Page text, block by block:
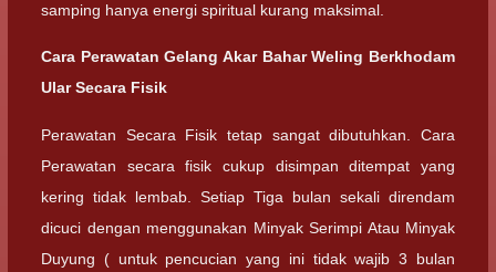
samping hanya energi spiritual kurang maksimal.
Cara Perawatan Gelang Akar Bahar Weling Berkhodam
Ular Secara Fisik
Perawatan Secara Fisik tetap sangat dibutuhkan. Cara
Perawatan secara fisik cukup disimpan ditempat yang
kering tidak lembab. Setiap Tiga bulan sekali direndam
dicuci dengan menggunakan Minyak Serimpi Atau Minyak
Duyung ( untuk pencucian yang ini tidak wajib 3 bulan